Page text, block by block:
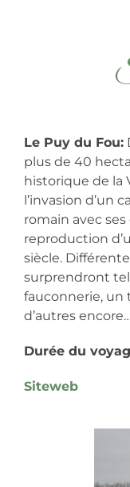
Le Puy du Fou:
plus de 40
historique de la
l’invasion d’un
romain avec
reproduction
siècle.
surprendront
fauconnerie, un
d’autres
Durée du
Siteweb